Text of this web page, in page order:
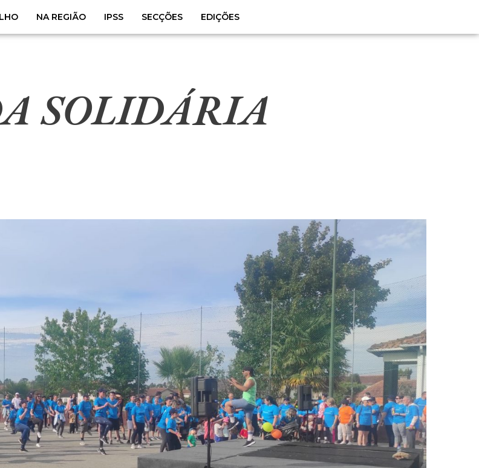
NA REGIÃO IPSS SECÇÕES EDIÇÕES
SOLIDÁRIA